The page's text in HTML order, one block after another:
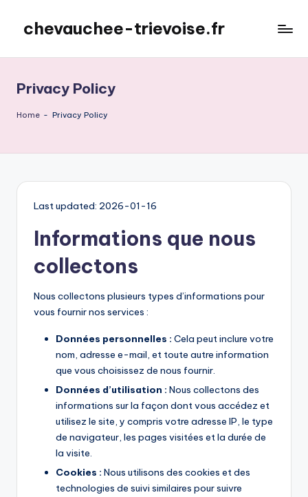
content
chevauchee-trievoise.fr
Privacy Policy
Home - Privacy Policy
Last updated: 2026-01-16
Informations que nous
collectons
Nous collectons plusieurs types d’informations pour
vous fournir nos services :
Données personnelles : Cela peut inclure votre
nom, adresse e-mail, et toute autre information
que vous choisissez de nous fournir.
Données d’utilisation : Nous collectons des
informations sur la façon dont vous accédez et
utilisez le site, y compris votre adresse IP, le type
de navigateur, les pages visitées et la durée de
la visite.
Cookies : Nous utilisons des cookies et des
technologies de suivi similaires pour suivre